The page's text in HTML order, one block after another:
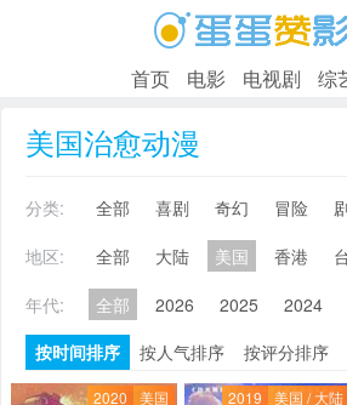
首页 电影 电视剧 综
美国治愈动漫
分类: 全部 喜剧 奇幻 冒险
地区:
全部 大陆 美国 香港
年代:
全部 2026 2025 2024
按时间排序
按人气排序 按评分排序
2020 美国 2019 美国 / 大陆